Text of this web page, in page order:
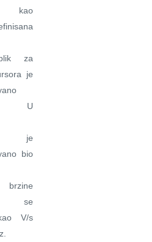
kao
za
je
U
je
bio
se
V/s